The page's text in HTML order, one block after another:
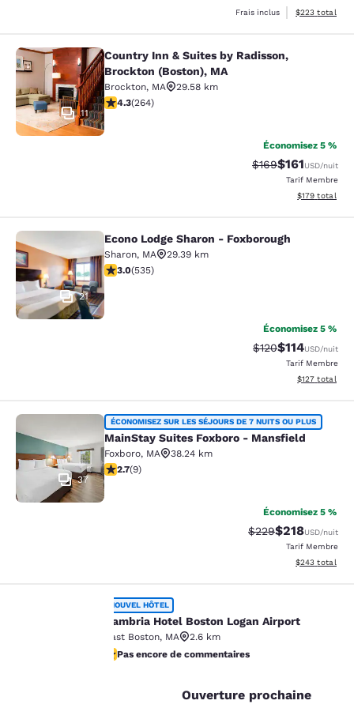
Frais inclus
Afficher les
$223 total
Country Inn & Suites by Radisson,
11
Country Inn & Suites by Radisson,
Brockton (Boston), MA
Brockton, MA
29.58 km
4.28 étoiles. Excellent. 264 commentaires
4.3(264)
Économisez 5 %
Tarif barré :
$169Tarif réduit :
$161USD/nuit
Tarif Membre
Afficher les
$179 total
Econo Lodge Sharon - Foxborough
21
Econo Lodge Sharon - Foxborough
Sharon, MA
29.39 km
3.01 étoiles. Moyen. 535 commentaires
3.0(535)
Économisez 5 %
Tarif barré :
$120Tarif réduit :
$114USD/nuit
Tarif Membre
Afficher les
$127 total
MainStay Suites Foxboro -
37
ÉCONOMISEZ SUR LES SÉJOURS DE 7 NUITS OU PLUS
MainStay Suites Foxboro - Mansfield
Foxboro, MA
38.24 km
2.67 étoiles. Moyen. 9 commentaires
2.7(9)
Économisez 5 %
Tarif barré :
$229Tarif réduit :
$218USD/nuit
Tarif Membre
Afficher les
$243 total
Cambria Hotel Boston Logan Airport
NOUVEL HÔTEL
Cambria Hotel Boston Logan Airport
East Boston, MA
2.6 km
Pas encore de commentaires
Pas encore de commentaires
Ouverture prochaine